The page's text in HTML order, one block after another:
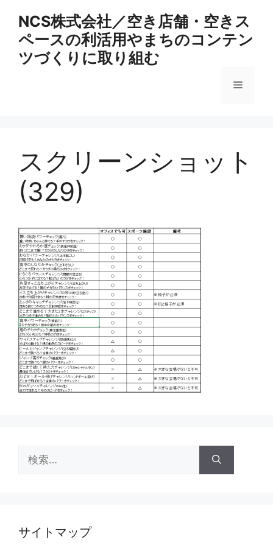
NCS株式会社／空き店舗・空きス
ペースの利活用やまちのコンテン
ツづくりに取り組む
メ
ュ
スクリーンショット
(329)
索:
サイトマップ